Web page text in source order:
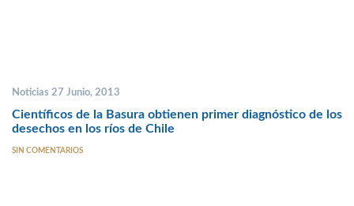
Noticias 27 Junio, 2013
Científicos de la Basura obtienen primer diagnóstico de los
desechos en los ríos de Chile
SIN COMENTARIOS